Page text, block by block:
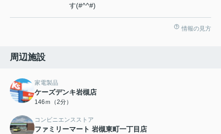
す(#^^#)
情報の見方
周辺施設
家電製品
ケーズデンキ岩槻店
146ｍ（2分）
コンビニエンスストア
ファミリーマート 岩槻東町一丁目店